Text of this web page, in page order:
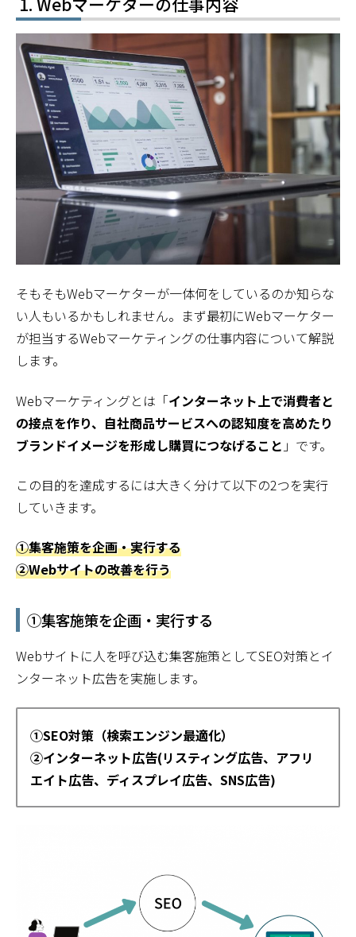
そもそもWebマーケターが一体何をしているのか知らな
い人もいるかもしれません。まず最初にWebマーケター
が担当するWebマーケティングの仕事内容について解説
します。
Webマーケティングとは「インターネット上で消費者と
の接点を作り、自社商品サービスへの認知度を高めたり
ブランドイメージを形成し購買につなげること 」です。
この目的を達成するには大きく分けて以下の2つを実行
していきます。
①集客施策を企画・実行する
②Webサイトの改善を行う
①集客施策を企画・実行する
Webサイトに人を呼び込む集客施策としてSEO対策とイ
ンターネット広告を実施します。
①SEO対策（検索エンジン最適化）
②インターネット広告(リスティング広告、アフリ
エイト広告、ディスプレイ広告、SNS広告)